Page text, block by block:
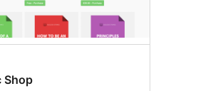
Shop